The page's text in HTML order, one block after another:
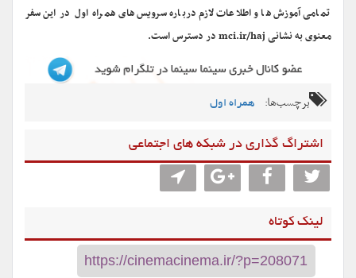
تمامی آموزش‌ها و اطلاعات لازم درباره سرویس‌های همراه اول در این سفر
معنوی به نشانی mci.ir/haj در دسترس است.
برچسب‌ها: همراه اول
اشتراگ گذاری در شبکه های اجتماعی
لینک کوتاه